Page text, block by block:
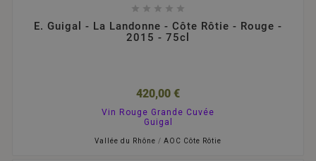
    
E. Guigal - La Landonne - Côte Rôtie - Rouge -
2015 - 75cl
420,00 €
Vin Rouge Grande Cuvée
Guigal
Vallée du Rhône / AOC Côte Rôtie